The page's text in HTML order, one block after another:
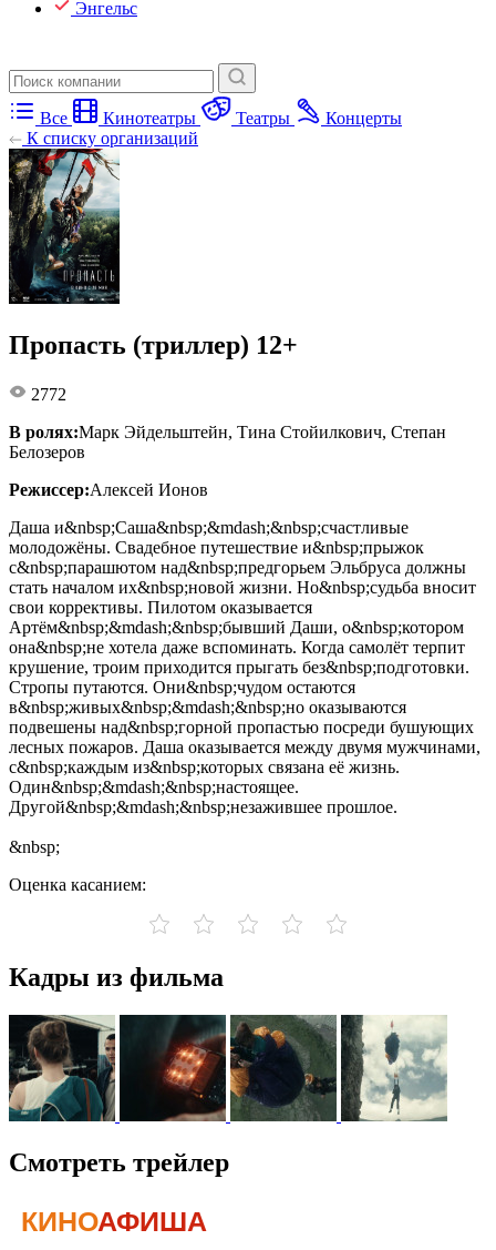
Энгельс
Все Кинотеатры Театры
Концерты
К списку организаций
Пропасть (триллер) 12+
2772
В ролях:Марк Эйдельштейн, Тина Стойилкович, Степан
Белозеров
Режиссер:Алексей Ионов
Даша и&nbsp;Саша&nbsp;&mdash;&nbsp;счастливые
молодожёны. Свадебное путешествие и&nbsp;прыжок
с&nbsp;парашютом над&nbsp;предгорьем Эльбруса должны
стать началом их&nbsp;новой жизни. Но&nbsp;судьба вносит
свои коррективы. Пилотом оказывается
Артём&nbsp;&mdash;&nbsp;бывший Даши, о&nbsp;котором
она&nbsp;не хотела даже вспоминать. Когда самолёт терпит
крушение, троим приходится прыгать без&nbsp;подготовки.
Стропы путаются. Они&nbsp;чудом остаются
в&nbsp;живых&nbsp;&mdash;&nbsp;но оказываются
подвешены над&nbsp;горной пропастью посреди бушующих
лесных пожаров. Даша оказывается между двумя мужчинами,
с&nbsp;каждым из&nbsp;которых связана её жизнь.
Один&nbsp;&mdash;&nbsp;настоящее.
Другой&nbsp;&mdash;&nbsp;незажившее прошлое.
&nbsp;
Оценка касанием:
Кадры из фильма
Смотреть трейлер